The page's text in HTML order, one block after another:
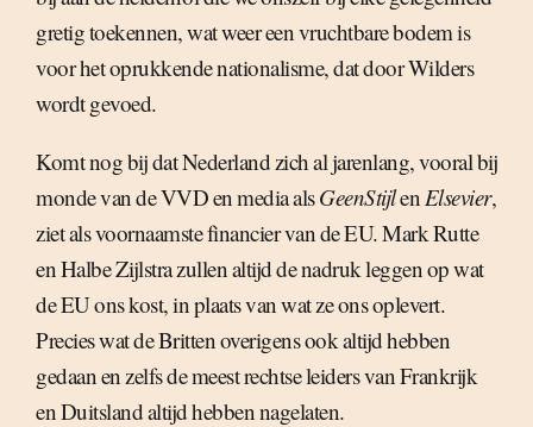
gretig toekennen, wat weer een vruchtbare bodem is
voor het oprukkende nationalisme, dat door Wilders
wordt gevoed.
Komt nog bij dat Nederland zich al jarenlang, vooral bij
monde van de VVD en media alsGeenStijlenElsevier,
ziet als voornaamste financier van de EU. Mark Rutte
en Halbe Zijlstra zullen altijd de nadruk leggen op wat
de EU ons kost, in plaats van wat ze ons oplevert.
Precies wat de Britten overigens ook altijd hebben
gedaan en zelfs de meest rechtse leiders van Frankrijk
en Duitsland altijd hebben nagelaten.